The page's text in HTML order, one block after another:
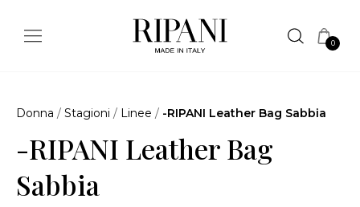
0
Donna / Stagioni / Linee / -RIPANI Leather Bag Sabbia
-RIPANI Leather Bag
Sabbia